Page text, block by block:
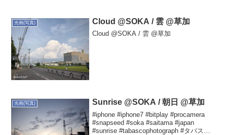
光画(写真) Cloud @SOKA / 雲 @草加
Cloud @SOKA / 雲 @草加
光画(写真) Sunrise @SOKA / 朝日 @草加
#iphone #iphone7 #bitplay #procamera
#snapseed #soka #saitama #japan
#sunrise #tabascophotograph #タバスコ